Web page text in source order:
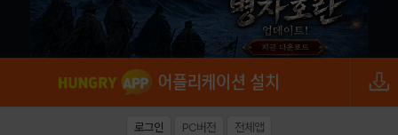
로그인 PC버전 전체앱